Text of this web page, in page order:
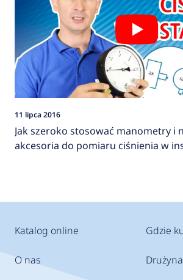
11 lipca 2016
Jak szeroko stosować manometry i
akcesoria do pomiaru ciśnienia w
Katalog online
O nas
Gdzie